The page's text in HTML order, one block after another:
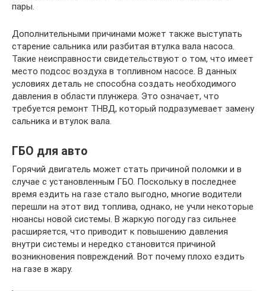
пары.
Дополнительными причинами может также выступать
старение сальника или разбитая втулка вала насоса.
Такие неисправности свидетельствуют о том, что имеет
место подсос воздуха в топливном насосе. В данных
условиях деталь не способна создать необходимого
давления в области плунжера. Это означает, что
требуется ремонт ТНВД, который подразумевает замену
сальника и втулок вала.
ГБО для авто
Горячий двигатель может стать причиной поломки и в
случае с установленным ГБО. Поскольку в последнее
время ездить на газе стало выгодно, многие водители
перешли на этот вид топлива, однако, не учли некоторые
нюансы новой системы. В жаркую погоду газ сильнее
расширяется, что приводит к повышению давления
внутри системы и нередко становится причиной
возникновения повреждений. Вот почему плохо ездить
на газе в жару.